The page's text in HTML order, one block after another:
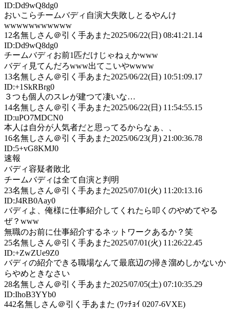
ID:Dd9wQ8dg0
おいこらチームバディ自演大失敗しとるやんけ
wwwwwwwwwww
12名無しさん＠引く手あまた2025/06/22(日) 08:41:21.14
ID:Dd9wQ8dg0
チームバディお前1匹だけじゃねぇかwww
バディ見てんだろwww出てこいやwwww
13名無しさん＠引く手あまた2025/06/22(日) 10:51:09.17
ID:+1SkRBrg0
３つも個人のスレが建つて凄いな…
14名無しさん＠引く手あまた2025/06/22(日) 11:54:55.15
ID:uPO7MDCN0
本人は自分が人気者だと思ってるからなぁ、、
16名無しさん＠引く手あまた2025/06/23(月) 21:00:36.78
ID:5+vG8KMJ0
速報
バディ容疑者敗北
チームバディは全て自演と判明
23名無しさん＠引く手あまた2025/07/01(火) 11:20:13.16
ID:J4RB0Aay0
バディよ、俺様に仕事紹介してくれたら叩くのやめてやる
ぜ？www
無職のお前に仕事紹介するネットワークあるか？笑
25名無しさん＠引く手あまた2025/07/01(火) 11:26:22.45
ID:+ZwZUe9Z0
バディの紹介できる職場なんて最底辺の掃き溜めしかないか
らやめときなさい
28名無しさん＠引く手あまた2025/07/05(土) 07:10:35.29
ID:IhoB3YYb0
442名無しさん＠引く手あまた (ﾜｯﾁｮｲ 0207-6VXE)